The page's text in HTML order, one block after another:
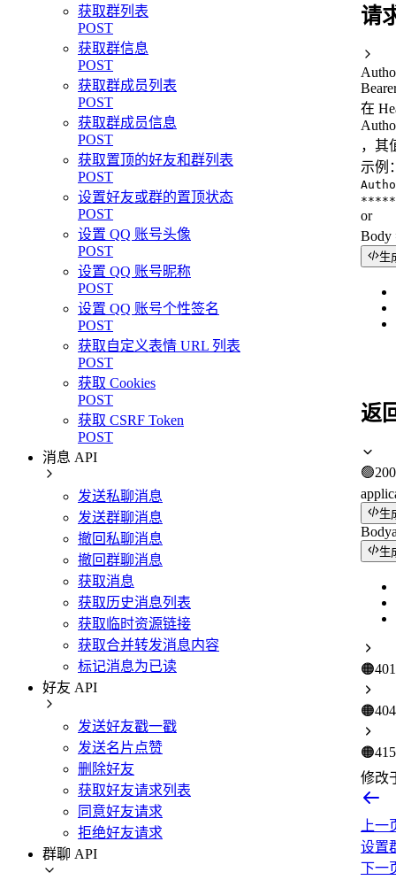
获取群列表
POST
获取群信息
POST
获取群成员列表
POST
获取群成员信息
POST
获取置顶的好友和群列表
POST
设置好友或群的置顶状态
POST
设置 QQ 账号头像
POST
设置 QQ 账号昵称
POST
设置 QQ 账号个性签名
POST
获取自定义表情 URL 列表
POST
获取 Cookies
POST
获取 CSRF Token
POST
消息 API
发送私聊消息
发送群聊消息
撤回私聊消息
撤回群聊消息
获取消息
获取历史消息列表
获取临时资源链接
获取合并转发消息内容
标记消息为已读
好友 API
发送好友戳一戳
发送名片点赞
删除好友
获取好友请求列表
同意好友请求
拒绝好友请求
群聊 API
请
在
，其
示例
or
Body
生
返
🟢200
生
Body
生
🟠401
🟠404
🟠415
修改
上一
设置
下一